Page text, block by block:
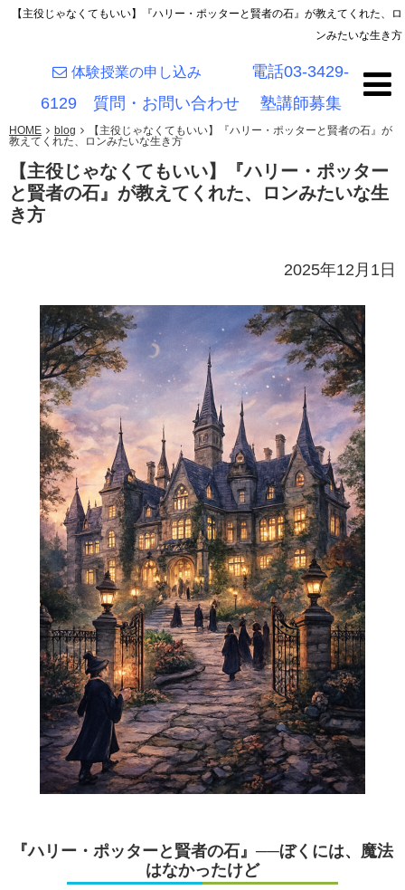
【主役じゃなくてもいい】『ハリー・ポッターと賢者の石』が教えてくれた、ロ
ンみたいな生き方
体験授業の申し込み
電話03-3429-
6129
質問・お問い合わせ 塾講師募集
HOME blog
【主役じゃなくてもいい】『ハリー・ポッターと賢者の石』が
教えてくれた、ロンみたいな生き方
【主役じゃなくてもいい】『ハリー・ポッター
と賢者の石』が教えてくれた、ロンみたいな生
き方
2025年12月1日
『ハリー・ポッターと賢者の石』──ぼくには、魔法
はなかったけど